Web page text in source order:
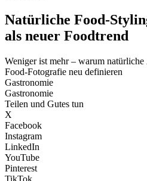
Natürliche Food-
als neuer Foodtrend
Weniger ist mehr – warum
Food-Fotografie neu definieren
Gastronomie
Gastronomie
Teilen und Gutes tun
X
Facebook
Instagram
LinkedIn
YouTube
Pinterest
TikTok